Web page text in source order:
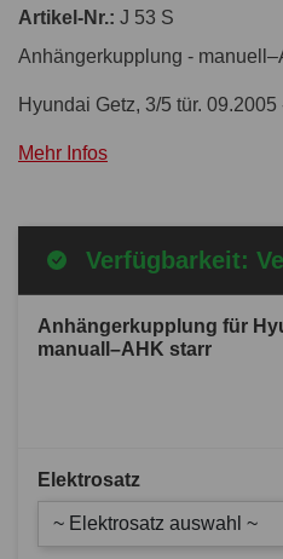
Artikel-Nr.: J 53 S
Anhängerkupplung -
Hyundai Getz, 3/5 tür. 09.2005
Mehr Infos
Verfügbarkeit:
Anhängerkupplung für
manuall–AHK starr
Elektrosatz
~ Elektrosatz auswahl ~